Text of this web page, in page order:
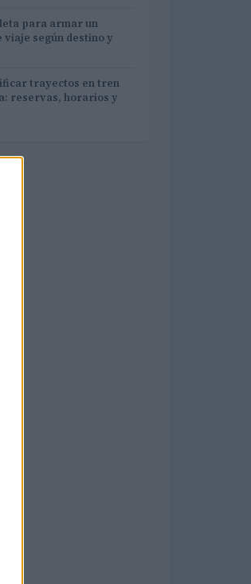
para armar un
viaje según destino y
trayectos en tren
reservas, horarios y